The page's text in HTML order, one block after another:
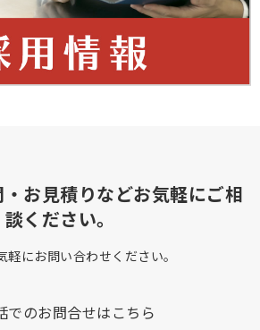
お見積りなどお気軽にご相
談ください。
軽にお問い合わせください。
でのお問合せはこちら